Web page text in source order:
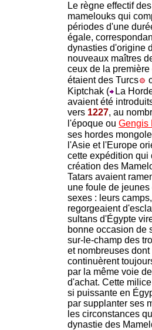
Le règne effectif
mamelouks qui
périodes d'une
égale,
dynasties d'origine
nouveaux maîtres
ceux de la première
étaient des Turcs
Kiptchak (
La
avaient été
vers 1227, au
l'époque ou Gengis
ses hordes
l'Asie et l'Europe
cette expédition qui
création des
Tatars avaient
une foule de
sexes : leurs
regorgeaient
sultans d'Égypte
bonne occasion de
sur-le-champ des
et nombreuses
continuèrent
par la même voie
d'achat. Cette
si puissante en
par supplanter ses
les circonstances
dynastie des